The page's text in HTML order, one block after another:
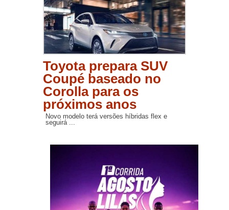
Toyota prepara SUV
Coupé baseado no
Corolla para os
próximos anos
Novo modelo terá versões híbridas flex e
seguirá ...